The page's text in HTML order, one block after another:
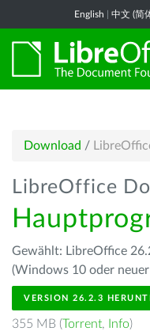
English 中文 (简
Download /
LibreOffice
Gewählt: LibreOffice
(Windows 10 oder
VERSION 26.2.3
355 MB (Torrent, Info)